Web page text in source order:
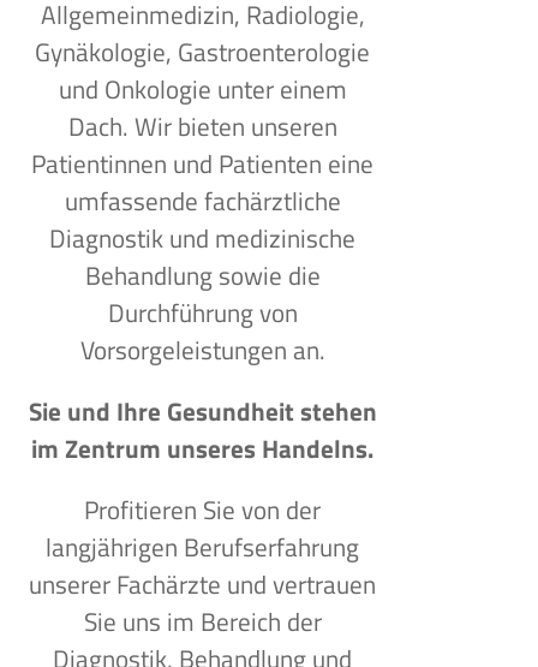
Allgemeinmedizin, Radiologie,
Gynäkologie, Gastroenterologie
und Onkologie unter einem
Dach. Wir bieten unseren
Patientinnen und Patienten eine
umfassende fachärztliche
Diagnostik und medizinische
Behandlung sowie die
Durchführung von
Vorsorgeleistungen an.
Sie und Ihre Gesundheit stehen
im Zentrum unseres Handelns.
Profitieren Sie von der
langjährigen Berufserfahrung
unserer Fachärzte und vertrauen
Sie uns im Bereich der
Diagnostik, Behandlung und